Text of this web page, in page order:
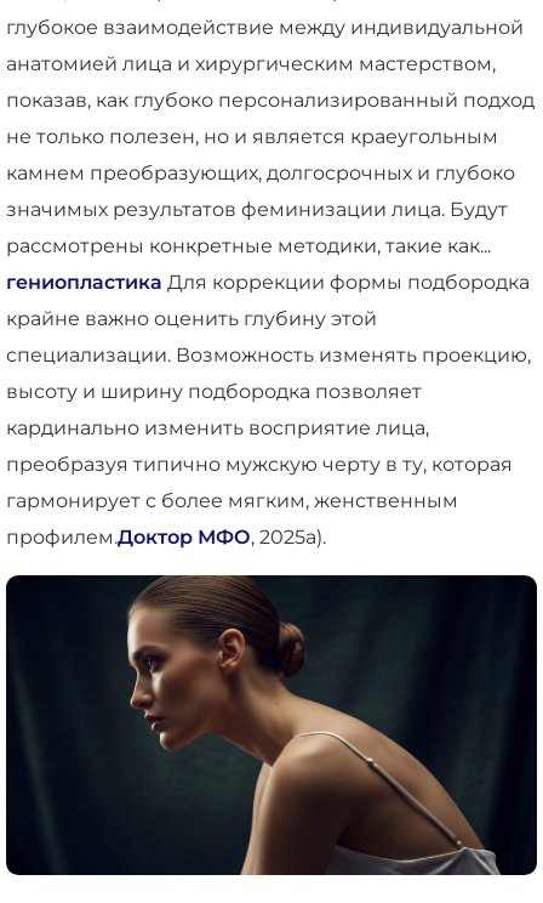
глубокое взаимодействие между индивидуальной
анатомией лица и хирургическим мастерством,
показав, как глубоко персонализированный подход
не только полезен, но и является краеугольным
камнем преобразующих, долгосрочных и глубоко
значимых результатов феминизации лица. Будут
рассмотрены конкретные методики, такие как...
гениопластика Для коррекции формы подбородка
крайне важно оценить глубину этой
специализации. Возможность изменять проекцию,
высоту и ширину подбородка позволяет
кардинально изменить восприятие лица,
преобразуя типично мужскую черту в ту, которая
гармонирует с более мягким, женственным
профилем.Доктор МФО, 2025а).